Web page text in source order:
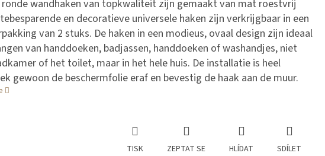
ronde wandhaken van topkwaliteit zijn gemaakt van mat roestvrij
en decoratieve universele haken zijn verkrijgbaar in een
van 2 stuks. De haken in een modieus, ovaal design zijn ideaal
van handdoeken, badjassen, handdoeken of washandjes, niet
of het toilet, maar in het hele huis. De installatie is heel
gewoon de beschermfolie eraf en bevestig de haak aan de muur.
TISK ZEPTAT SE HLÍDAT SDÍLET